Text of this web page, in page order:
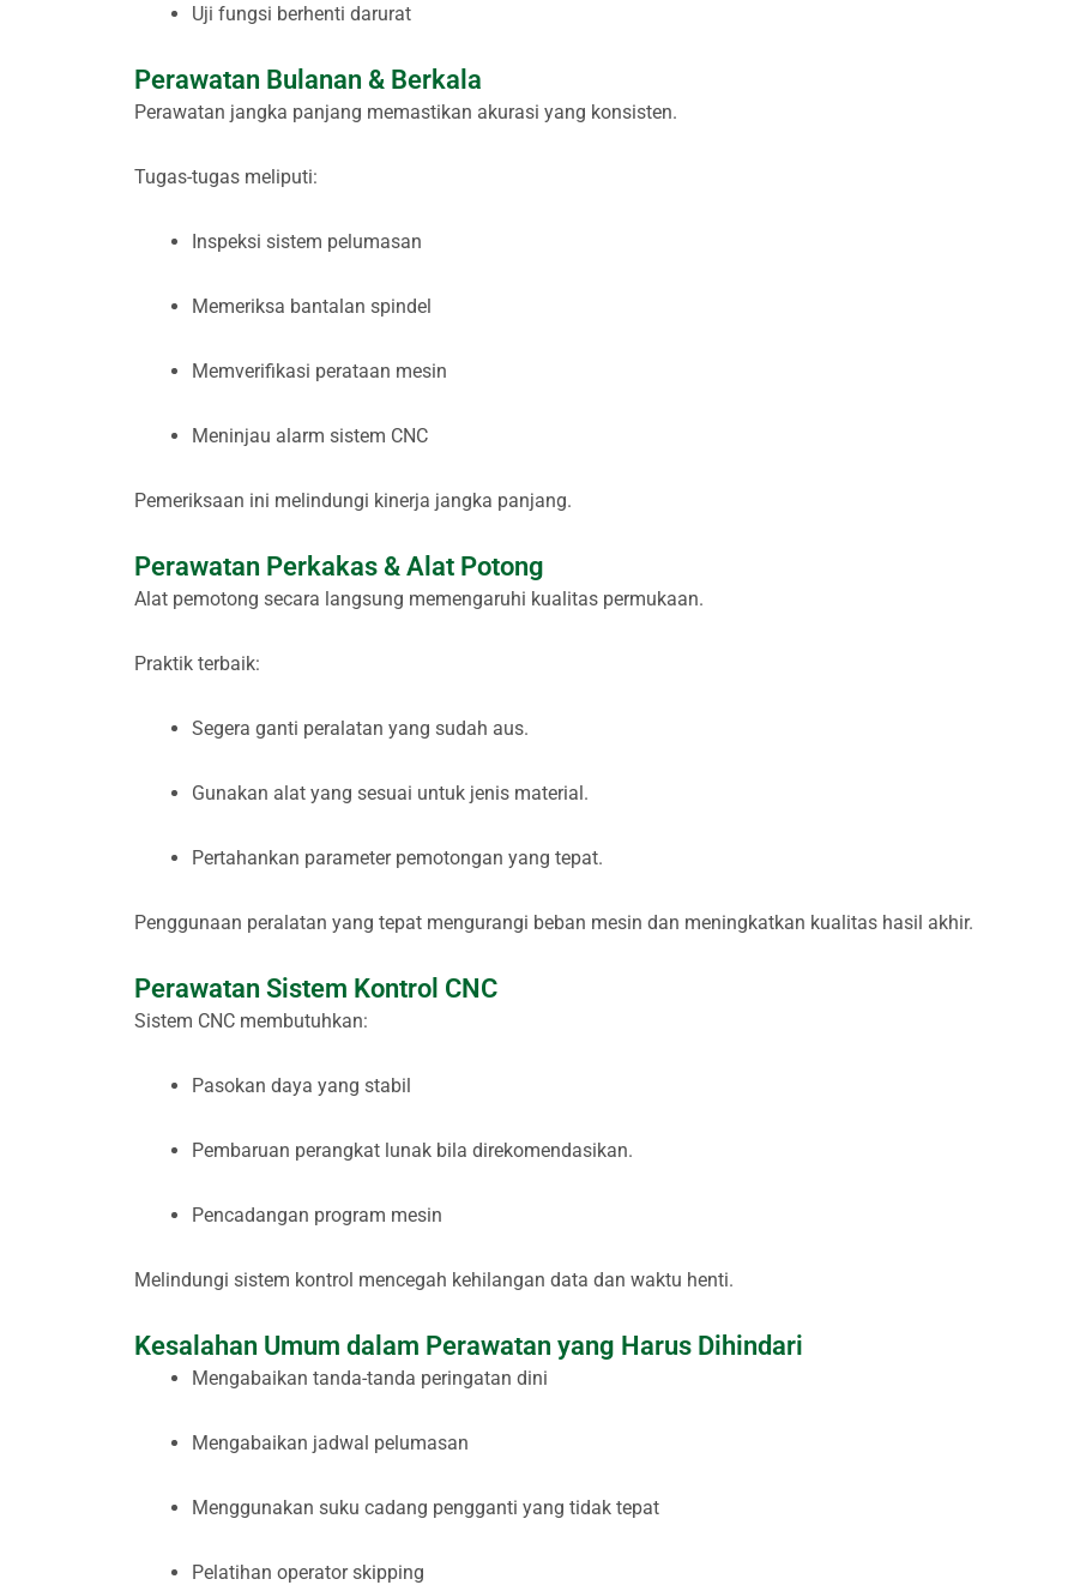
Uji fungsi berhenti darurat
Perawatan Bulanan & Berkala
Perawatan jangka panjang memastikan akurasi yang konsisten.
Tugas-tugas meliputi:
Inspeksi sistem pelumasan
Memeriksa bantalan spindel
Memverifikasi perataan mesin
Meninjau alarm sistem CNC
Pemeriksaan ini melindungi kinerja jangka panjang.
Perawatan Perkakas & Alat Potong
Alat pemotong secara langsung memengaruhi kualitas permukaan.
Praktik terbaik:
Segera ganti peralatan yang sudah aus.
Gunakan alat yang sesuai untuk jenis material.
Pertahankan parameter pemotongan yang tepat.
Penggunaan peralatan yang tepat mengurangi beban mesin dan meningkatkan kualitas hasil akhir.
Perawatan Sistem Kontrol CNC
Sistem CNC membutuhkan:
Pasokan daya yang stabil
Pembaruan perangkat lunak bila direkomendasikan.
Pencadangan program mesin
Melindungi sistem kontrol mencegah kehilangan data dan waktu henti.
Kesalahan Umum dalam Perawatan yang Harus Dihindari
Mengabaikan tanda-tanda peringatan dini
Mengabaikan jadwal pelumasan
Menggunakan suku cadang pengganti yang tidak tepat
Pelatihan operator skipping